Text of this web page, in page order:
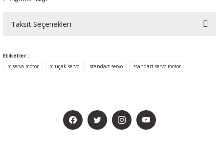
Taksit Seçenekleri
Etiketler :
rc servo motor
rc uçak servo standart servo standart servo motor